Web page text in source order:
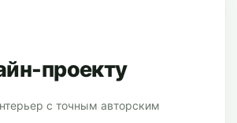
проекту
с точным авторским